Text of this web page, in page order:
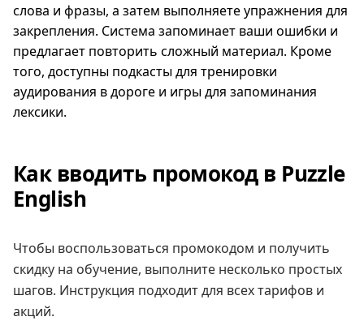
слова и фразы, а затем выполняете упражнения для
закрепления. Система запоминает ваши ошибки и
предлагает повторить сложный материал. Кроме
того, доступны подкасты для тренировки
аудирования в дороге и игры для запоминания
лексики.
Как вводить промокод в Puzzle
English
Чтобы воспользоваться промокодом и получить
скидку на обучение, выполните несколько простых
шагов. Инструкция подходит для всех тарифов и
акций.